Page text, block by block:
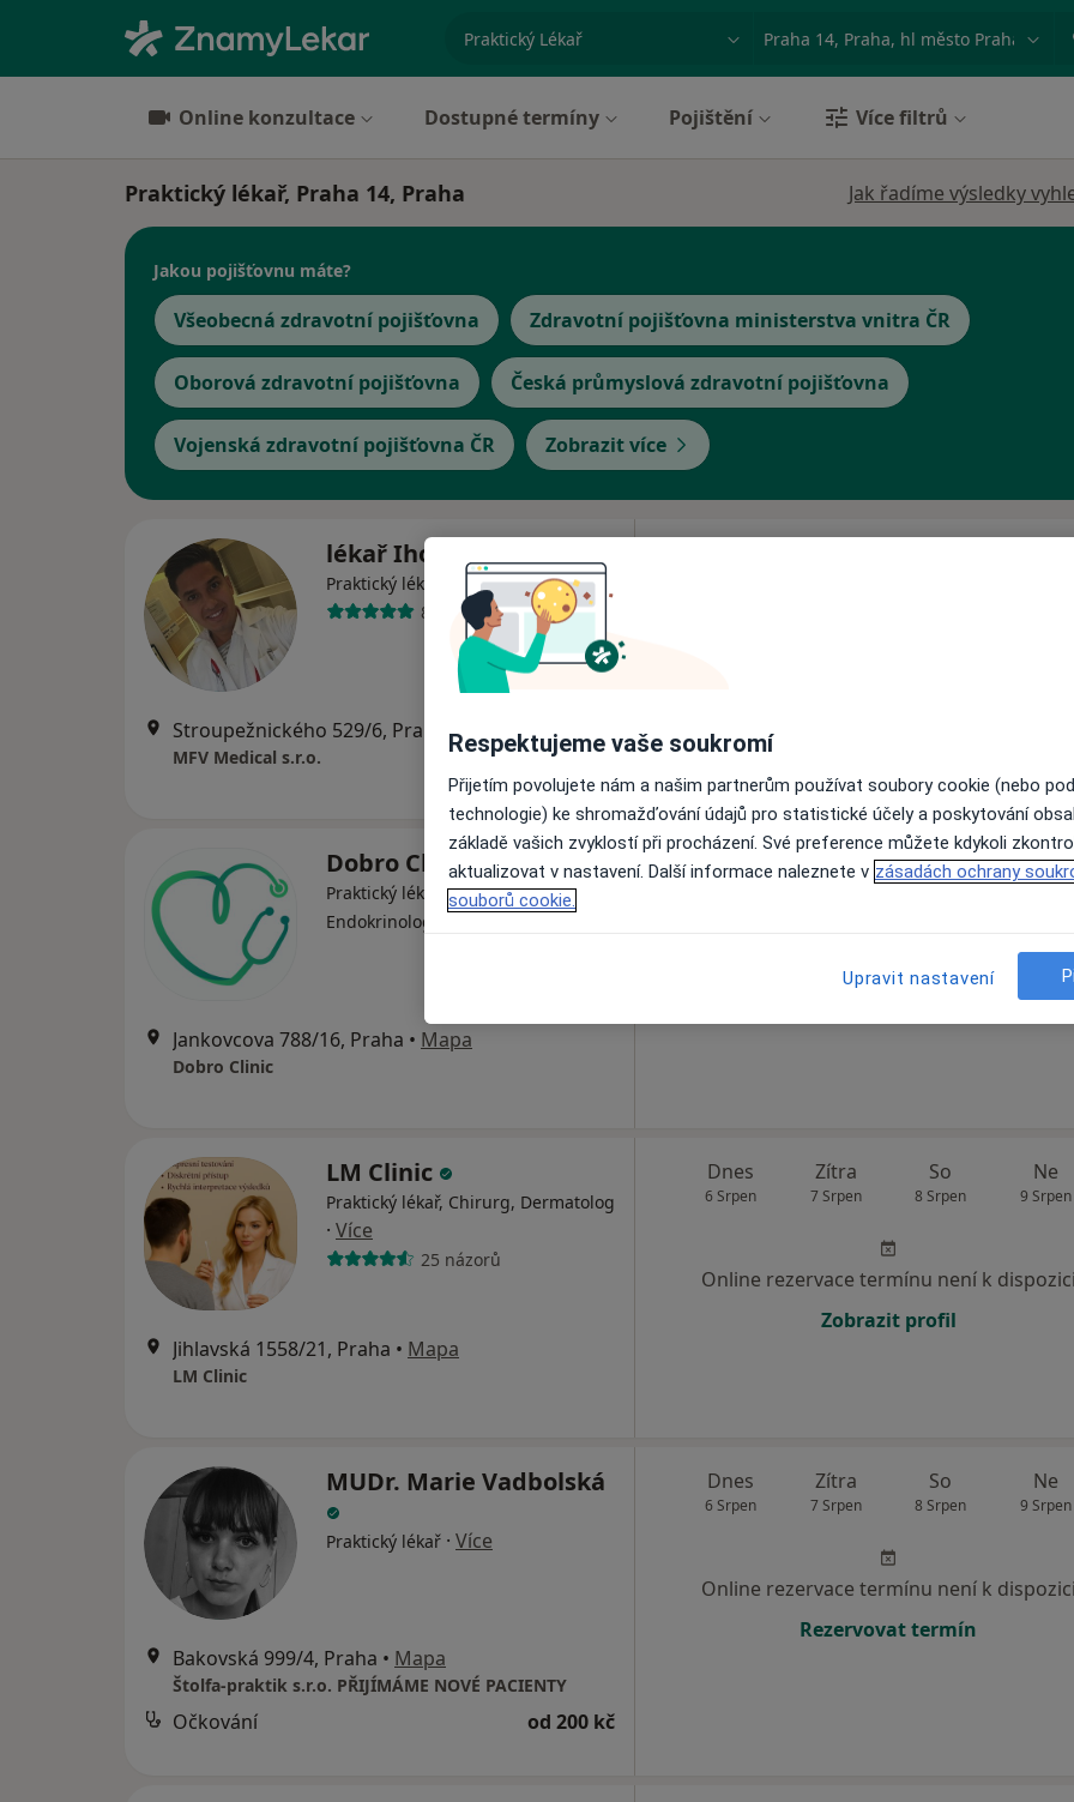
specializace, nemoc nebo příjmení
Online konzultace Dostupné termíny Pojištění Více filtrů
Praktický lékař, Praha 14, Praha Jak řadíme výsledky
Jakou pojišťovnu máte?
Všeobecná zdravotní pojišťovna Zdravotní pojišťovna ministerstva vnitra ČR
Oborová zdravotní pojišťovna Česká průmyslová zdravotní pojišťovna
Vojenská zdravotní pojišťovna ČR Zobrazit více
lékař Ihor Kistechko
Praktický lékař Více
88 názorů
Stroupežnického 529/6, Praha •
MFV Medical s.r.o.
Dobro Clinic
Praktický lékař, Dermatolog,
Endokrinolog
Více
Jankovcova 788/16, Praha • Mapa
Dobro Clinic
Dnes Zítra So
8 Srpen
Ne
9 Srpen
Online rezervace termínu není k
LM Clinic
Praktický lékař, Chirurg, Dermatolog
· Více
25 názorů
Jihlavská 1558/21, Praha • Mapa
LM Clinic
Dnes
6 Srpen
Zítra
7 Srpen
So
8 Srpen
Ne
9 Srpen
Online rezervace termínu není k dispozici
Zobrazit profil
MUDr. Marie Vadbolská
Praktický lékař · Více
Bakovská 999/4, Praha • Mapa
Štolfa-praktik s.r.o. PŘIJÍMÁME NOVÉ PACIENTY
Očkování od 200 kč
Dnes
6 Srpen
Zítra
7 Srpen
So
8 Srpen
Ne
9 Srpen
Online rezervace termínu není k dispozici
Rezervovat termín
Respektujeme vaše soukromí
Přijetím povolujete nám a našim partnerům používat soubory cookie (nebo
technologie) ke shromažďování údajů pro statistické účely a poskytování
základě vašich zvyklostí při procházení. Své preference můžete kdykoli
aktualizovat v nastavení. Další informace naleznete v zásadách ochrany
souborů cookie.
Upravit nastavení